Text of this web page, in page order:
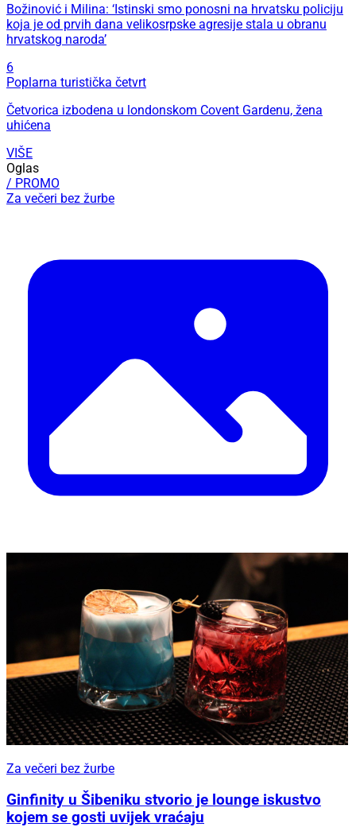
Božinović i Milina: ‘Istinski smo ponosni na hrvatsku policiju
koja je od prvih dana velikosrpske agresije stala u obranu
hrvatskog naroda’
6
Poplarna turistička četvrt
Četvorica izbodena u londonskom Covent Gardenu, žena
uhićena
VIŠE
Oglas
/ PROMO
Za večeri bez žurbe
Za večeri bez žurbe
Ginfinity u Šibeniku stvorio je lounge iskustvo
kojem se gosti uvijek vraćaju